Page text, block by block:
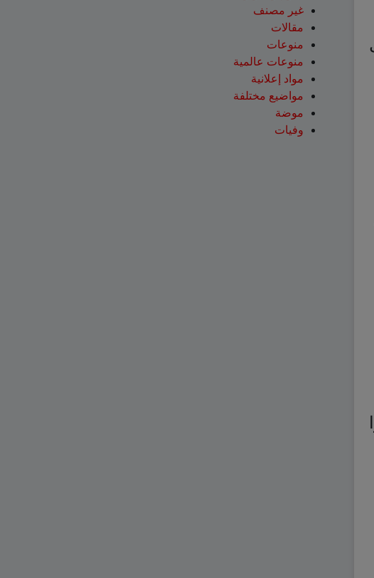
غير مصنف
مقالات
منوعات
منوعات عالمية
مواد إعلانية
مواضيع مختلفة
موضة
وفيات